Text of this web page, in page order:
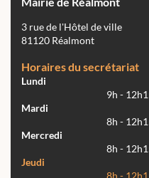
3 rue de l'Hôtel de ville
81120 Réalmont
Horaires du secrétariat
Lundi
9h -
Mardi
8h -
Mercredi
8h -
Jeudi